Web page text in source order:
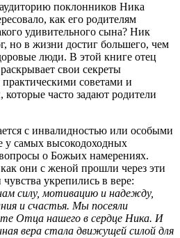
поклонников Ника
как его родителям
удивительного сына? Ник
но в жизни достиг большего, чем
люди. В этой книге отец
свои секреты
практическими советами и
которые часто задают родители
с инвалидностью или особыми
у самых высокодоходных
о Божьих намерениях.
как они с женой прошли через эти
укрепились в вере:
силу, мотивацию и надежду,
и счастья. Мы посеяли
Отца нашего в сердце Ника. И
вера стала движущей силой для